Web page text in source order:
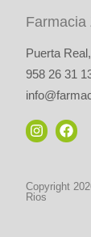
Farmacia
Puerta
958 26 31
Copyright
Rios